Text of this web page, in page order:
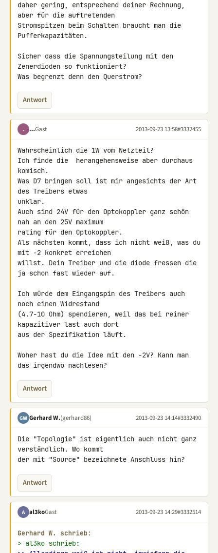
daher gering, entsprechend deiner Rechnung,
aber für die auftretenden
Stromspitzen beim Schalten braucht man die
Pufferkapazitäten.
Sicher dass die Spannungsteilung mit den
Zenerdioden so funktioniert?
Was begrenzt denn den Querstrom?
Antwort
. ...Gast 2013-09-23 13:58#3332455
Wahrscheinlich die 1W vom Netzteil?
Ich finde die  herangehensweise aber durchaus
komisch.
Was D7 bringen soll ist mir angesichts der Art
des Treibers etwas
unklar.
Auch sind 24V für den Optokoppler ganz schön
nah an den 25V maximum
rating für den Optokoppler.
Als nächsten kommt, dass ich nicht weiß, was du
mit -2 konkret erreichen
willst. Dein Treiber und die diode fressen die
ja schon fast wieder auf.
Ich würde dem Eingangspin des Treibers auch
noch einen Widrestand
(4.7-10 Ohm) spendieren, weil das bei reiner
kapazitiver last auch dort
aus der Spezifikation läuft.
Woher hast du die Idee mit den -2V? Kann man
das irgendwo nachlesen?
Antwort
GW Gerhard W.(gerhard86) 2013-09-23 14:14#3332490
Die "Topologie" ist eigentlich auch nicht ganz
verständlich. Wo kommt
der mit "Source" bezeichnete Anschluss hin?
Antwort
A al3koGast 2013-09-23 14:29#3332514
Gerhard W. schrieb:
> al3ko schrieb: